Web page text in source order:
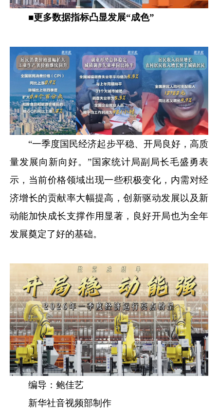
■更多数据指标凸显发展“成色”
“一季度国民经济起步平稳、开局良好，高质
量发展向新向好。”国家统计局副局长毛盛勇表
示，当前价格领域出现一些积极变化，内需对经
济增长的贡献率大幅提高，创新驱动发展以及新
动能加快成长支撑作用显著，良好开局也为全年
发展奠定了好的基础。
编导：鲍佳艺
新华社音视频部制作